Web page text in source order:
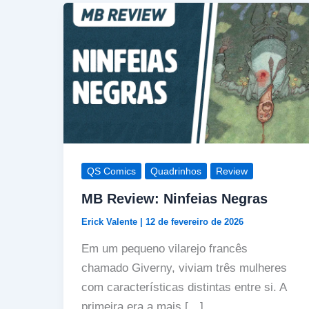
QS Comics Quadrinhos Review
MB Review: Ninfeias Negras
Erick Valente 12 de fevereiro de 2026
Em um pequeno vilarejo francês
chamado Giverny, viviam três mulheres
com características distintas entre si. A